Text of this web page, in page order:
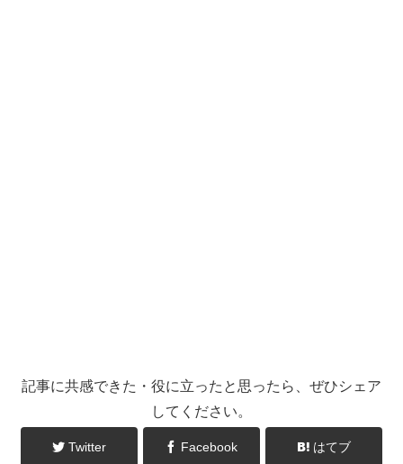
記事に共感できた・役に立ったと思ったら、ぜひシェア
してください。
Twitter Facebook はてブ